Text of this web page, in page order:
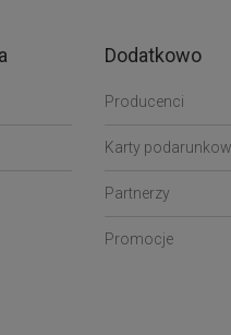
Dodatkowo
Producenci
Karty
Partnerzy
Promocje